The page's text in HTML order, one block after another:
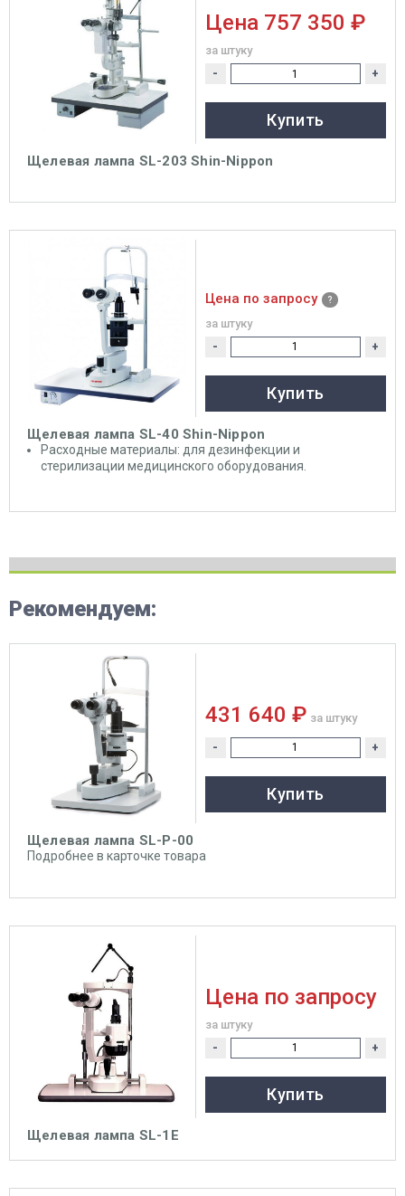
Щелевая лампа SL-203 Shin-Nippon
Цена 757 350 ₽
за штуку
- +
Купить
Щелевая лампа SL-40 Shin-Nippon
Расходные материалы: для дезинфекции и
стерилизации медицинского оборудования.
Цена по запросу
за штуку
- +
Купить
Рекомендуем:
Щелевая лампа SL-P-00
Подробнее в карточке товара
431 640 ₽ за штуку
- +
Купить
Щелевая лампа SL-1E
Цена по запросу
за штуку
- +
Купить